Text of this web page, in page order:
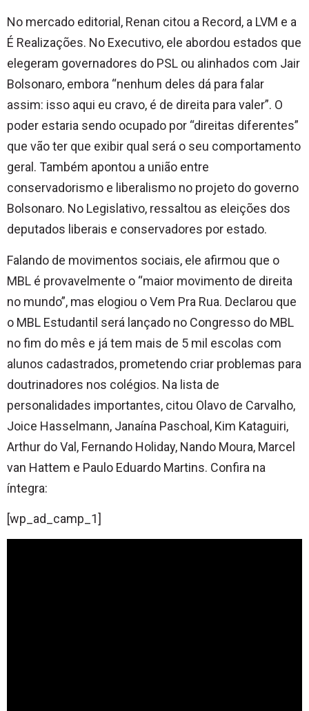
No mercado editorial, Renan citou a Record, a LVM e a
É Realizações. No Executivo, ele abordou estados que
elegeram governadores do PSL ou alinhados com Jair
Bolsonaro, embora “nenhum deles dá para falar
assim: isso aqui eu cravo, é de direita para valer”. O
poder estaria sendo ocupado por “direitas diferentes”
que vão ter que exibir qual será o seu comportamento
geral. Também apontou a união entre
conservadorismo e liberalismo no projeto do governo
Bolsonaro. No Legislativo, ressaltou as eleições dos
deputados liberais e conservadores por estado.
Falando de movimentos sociais, ele afirmou que o
MBL é provavelmente o “maior movimento de direita
no mundo”, mas elogiou o Vem Pra Rua. Declarou que
o MBL Estudantil será lançado no Congresso do MBL
no fim do mês e já tem mais de 5 mil escolas com
alunos cadastrados, prometendo criar problemas para
doutrinadores nos colégios. Na lista de
personalidades importantes, citou Olavo de Carvalho,
Joice Hasselmann, Janaína Paschoal, Kim Kataguiri,
Arthur do Val, Fernando Holiday, Nando Moura, Marcel
van Hattem e Paulo Eduardo Martins. Confira na
íntegra:
[wp_ad_camp_1]